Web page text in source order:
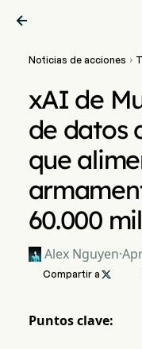

Noticias de acciones 
xAI de
de datos
que
60.000
Alex Nguyen·
Compartir a 
Puntos clave: